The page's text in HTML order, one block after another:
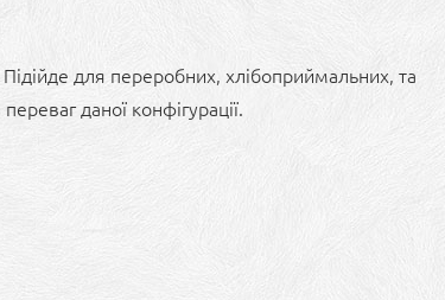
для переробних, хлібоприймальних, та
даної конфігурації.